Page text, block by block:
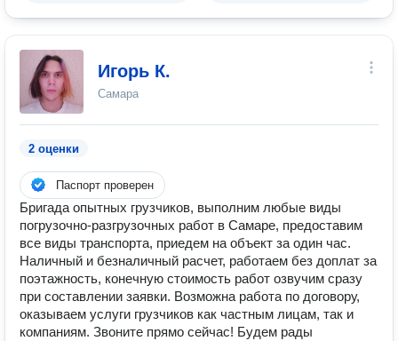
Игорь К.
Самара
2 оценки
Паспорт проверен
Бригада опытных грузчиков, выполним любые виды
погрузочно-разгрузочных работ в Самаре, предоставим
все виды транспорта, приедем на объект за один час.
Наличный и безналичный расчет, работаем без доплат за
поэтажность, конечную стоимость работ озвучим сразу
при составлении заявки. Возможна работа по договору,
оказываем услуги грузчиков как частным лицам, так и
компаниям. Звоните прямо сейчас! Будем рады